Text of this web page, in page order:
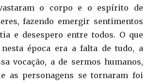
o corpo e o espírito de
fazendo emergir sentimentos
e desespero entre todos. O que
época era a falta de tudo, a
vocação, a de sermos humanos,
as personagens se tornaram foi